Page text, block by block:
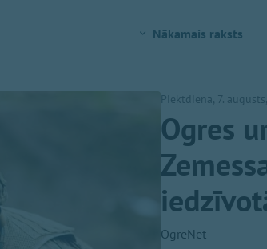
Nākamais raksts
Piektdiena, 7.
Ogres
OgreNet